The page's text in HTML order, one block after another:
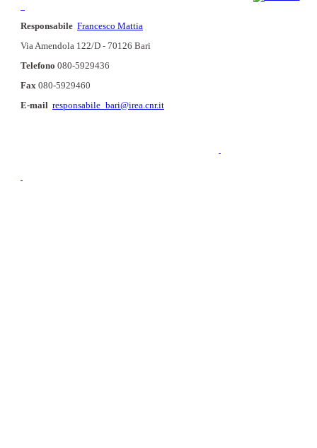
Responsabile Francesco Mattia
Via Amendola 122/D - 70126 Bari
Telefono 080-5929436
Fax 080-5929460
E-mail responsabile_bari@irea.cnr.it